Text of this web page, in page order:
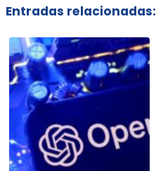
Entradas relacionadas: